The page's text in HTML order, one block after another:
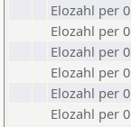
Elozahl per
Elozahl per
Elozahl per
Elozahl per
Elozahl per
Elozahl per